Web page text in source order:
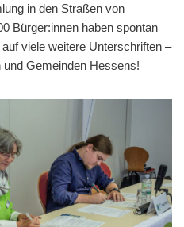
in den Straßen von
Bürger:innen haben spontan
viele weitere Unterschriften –
Gemeinden Hessens!